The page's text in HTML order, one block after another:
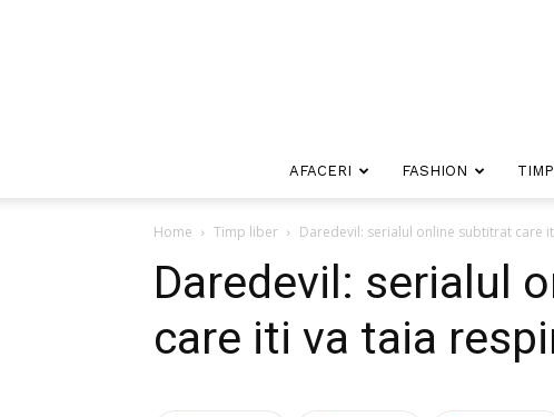
AFACERI FASHION
Home Timp liber Daredevil: serialul online subtitrat care
Daredevil: serialul
care iti va taia